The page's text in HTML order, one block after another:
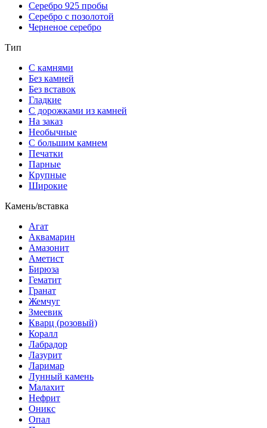
Серебро 925 пробы
Серебро с позолотой
Черненое серебро
Тип
С камнями
Без камней
Без вставок
Гладкие
С дорожками из камней
На заказ
Необычные
С большим камнем
Печатки
Парные
Крупные
Широкие
Камень/вставка
Агат
Аквамарин
Амазонит
Аметист
Бирюза
Гематит
Гранат
Жемчуг
Змеевик
Кварц (розовый)
Коралл
Лабрадор
Лазурит
Ларимар
Лунный камень
Малахит
Нефрит
Оникс
Опал